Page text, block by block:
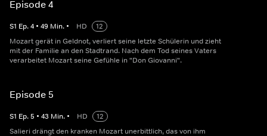
Episode 4
S1 Ep.4 • 49 Min. • HD
12
Mozart gerät in Geldnot, verliert seine letzte Schülerin und zieht
mit der Familie an den Stadtrand. Nach dem Tod seines Vaters
verarbeitet Mozart seine Gefühle in "Don Giovanni".
Episode 5
S1 Ep.5 • 43 Min. • HD
12
Salieri drängt den kranken Mozart unerbittlich, das von ihm